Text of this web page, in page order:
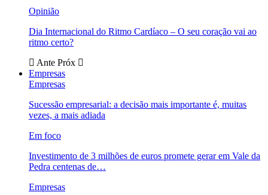
Opinião
Dia Internacional do Ritmo Cardíaco – O seu coração vai ao
ritmo certo?
Ante Próx
Empresas
Empresas
Sucessão empresarial: a decisão mais importante é, muitas
vezes, a mais adiada
Em foco
Investimento de 3 milhões de euros promete gerar em Vale da
Pedra centenas de…
Empresas